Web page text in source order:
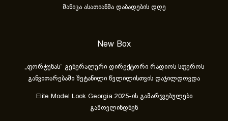
მანიკა ასათიანმა დაბადების დღე
New Box
„ფორტუნას“ გენერალური დირექტორი რადიოს სფეროს
განვითარებაში შეტანილი წვლილისთვის დაჯილდოვდა
Elite Model Look Georgia 2025-ის გამარჯვებულები
გამოვლინდნენ